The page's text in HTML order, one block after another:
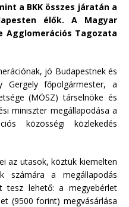
a BKK összes járatán a
élők. A Magyar
Agglomerációs Tagozata
jó Budapestnek és
főpolgármester, a
(MÖSZ) társelnöke és
miniszter megállapodása a
közösségi közlekedés
az utasok, köztük kiemelten
számára a megállapodás
tesz lehető: a megyebérlet
(9500 forint) megvásárlása